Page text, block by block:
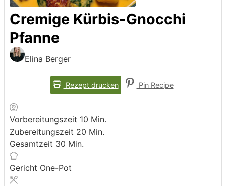
Cremige Kürbis-Gnocchi
Pfanne
Elina Berger
Rezept drucken Pin Recipe
Vorbereitungszeit 10 Minuten
Min.
Zubereitungszeit 20 Minuten
Min.
Gesamtzeit 30 Minuten
Min.
Gericht One-Pot